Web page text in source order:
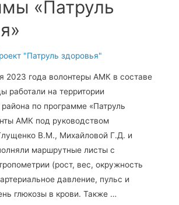
«Патруль
"Патруль здоровья"
2023 года волонтеры АМК в составе
работали на территории
по программе «Патруль
АМК под руководством
В.М., Михайловой Г.Д. и
маршрутные листы с
(рост, вес, окружность
давление, пульс и
глюкозы в крови. Также …